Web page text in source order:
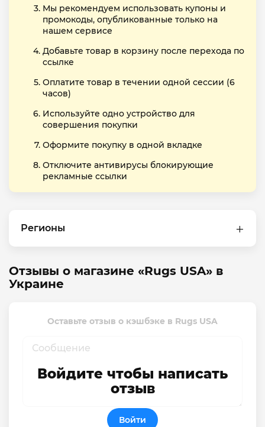
Мы рекомендуем использовать купоны и
промокоды, опубликованные только на
нашем сервисе
Добавьте товар в корзину после перехода по
ссылке
Оплатите товар в течении одной сессии (6
часов)
Используйте одно устройство для
совершения покупки
Оформите покупку в одной вкладке
Отключите антивирусы блокирующие
рекламные ссылки
Регионы
Отзывы о магазине «Rugs USA» в
Украине
Оставьте отзыв о кэшбэке в Rugs USA
Войдите чтобы написать
отзыв
Войти